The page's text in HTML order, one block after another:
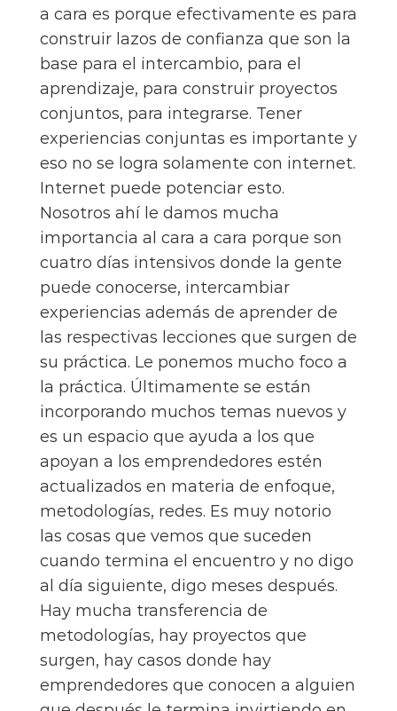
a cara es porque efectivamente es para
construir lazos de confianza que son la
base para el intercambio, para el
aprendizaje, para construir proyectos
conjuntos, para integrarse. Tener
experiencias conjuntas es importante y
eso no se logra solamente con internet.
Internet puede potenciar esto.
Nosotros ahí le damos mucha
importancia al cara a cara porque son
cuatro días intensivos donde la gente
puede conocerse, intercambiar
experiencias además de aprender de
las respectivas lecciones que surgen de
su práctica. Le ponemos mucho foco a
la práctica. Últimamente se están
incorporando muchos temas nuevos y
es un espacio que ayuda a los que
apoyan a los emprendedores estén
actualizados en materia de enfoque,
metodologías, redes. Es muy notorio
las cosas que vemos que suceden
cuando termina el encuentro y no digo
al día siguiente, digo meses después.
Hay mucha transferencia de
metodologías, hay proyectos que
surgen, hay casos donde hay
emprendedores que conocen a alguien